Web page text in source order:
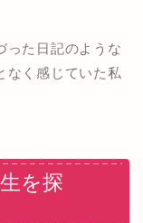
った日記のような
なく感じていた私
を探